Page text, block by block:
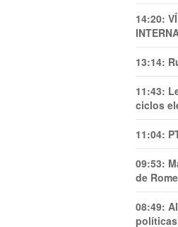
14:20:
13:14:
11:43:
ciclos
11:04:
09:53:
de
08:49:
políticas